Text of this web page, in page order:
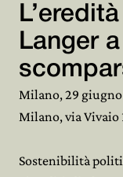
Fondazione
Attività e
Alexander
Archivio
Langer
Milano, 29 giugno
Milano, via Vivaio
Sostenibilità